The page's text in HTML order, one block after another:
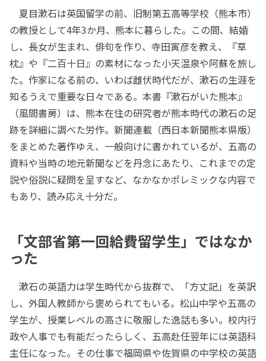
夏目漱石は英国留学の前、旧制第五高等学校（熊本市）
の教授として4年3か月、熊本に暮らした。この間、結婚
し、長女が生まれ、俳句を作り、寺田寅彦を教え、『草
枕』や『二百十日』の素材になった小天温泉や阿蘇を旅し
た。作家になる前の、いわば雌伏時代だが、漱石の生涯を
知るうえで重要な日々である。本書『漱石がいた熊本』
（風間書房）は、熊本在住の研究者が熊本時代の漱石の足
跡を詳細に調べた労作。新聞連載（西日本新聞熊本県版）
をまとめた著作ゆえ、一般向けに書かれているが、五高の
資料や当時の地元新聞などを丹念にあたり、これまでの定
説や俗説に疑問を呈すなど、なかなかポレミックな内容で
もあり、読み応え十分だ。
「文部省第一回給費留学生」ではなか
った
漱石の英語力は学生時代から抜群で、「方丈記」を英訳
し、外国人教師から褒められてもいる。松山中学や五高の
学生が、授業レベルの高さに敬服した逸話も多い。校内行
政や人事でも有能だったらしく、五高赴任翌年には英語科
主任になった。その仕事で福岡県や佐賀県の中学校の英語